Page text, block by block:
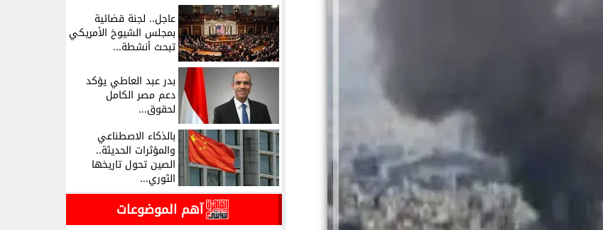
عاجل.. لجنة قضائية
بمجلس الشيوخ الأمريكي
تبحث أنشطة...
بدر عبد العاطي يؤكد
دعم مصر الكامل
لحقوق...
بالذكاء الاصطناعي
والمؤثرات الحديثة..
الصين تحول تاريخها
الثوري...
آهم الموضوعات